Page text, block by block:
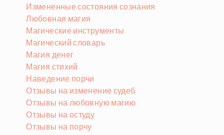
Измененные состояния сознания
Любовная магия
Магические инструменты
Магический словарь
Магия денег
Магия стихий
Наведение порчи
Отзывы на изменение судеб
Отзывы на любовную магию
Отзывы на остуду
Отзывы на порчу